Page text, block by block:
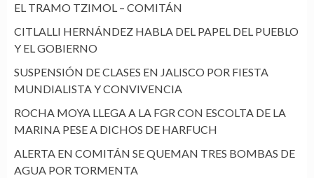
EL TRAMO TZIMOL – COMITÁN
CITLALLI HERNÁNDEZ HABLA DEL PAPEL DEL PUEBLO
Y EL GOBIERNO
SUSPENSIÓN DE CLASES EN JALISCO POR FIESTA
MUNDIALISTA Y CONVIVENCIA
ROCHA MOYA LLEGA A LA FGR CON ESCOLTA DE LA
MARINA PESE A DICHOS DE HARFUCH
ALERTA EN COMITÁN SE QUEMAN TRES BOMBAS DE
AGUA POR TORMENTA